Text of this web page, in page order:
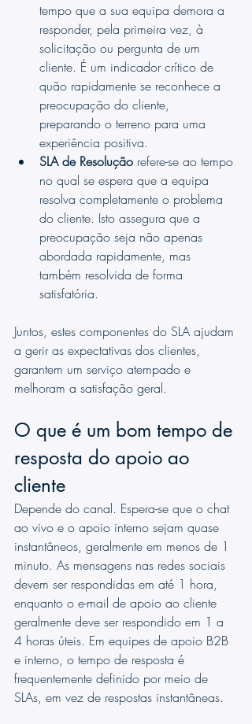
tempo que a sua equipa demora a
responder, pela primeira vez, à
solicitação ou pergunta de um
cliente. É um indicador crítico de
quão rapidamente se reconhece a
preocupação do cliente,
preparando o terreno para uma
experiência positiva.
SLA de Resolução refere-se ao tempo
no qual se espera que a equipa
resolva completamente o problema
do cliente. Isto assegura que a
preocupação seja não apenas
abordada rapidamente, mas
também resolvida de forma
satisfatória.
Juntos, estes componentes do SLA ajudam
a gerir as expectativas dos clientes,
garantem um serviço atempado e
melhoram a satisfação geral.
O que é um bom tempo de
resposta do apoio ao
cliente
Depende do canal. Espera-se que o chat
ao vivo e o apoio interno sejam quase
instantâneos, geralmente em menos de 1
minuto. As mensagens nas redes sociais
devem ser respondidas em até 1 hora,
enquanto o e-mail de apoio ao cliente
geralmente deve ser respondido em 1 a
4 horas úteis. Em equipes de apoio B2B
e interno, o tempo de resposta é
frequentemente definido por meio de
SLAs, em vez de respostas instantâneas.